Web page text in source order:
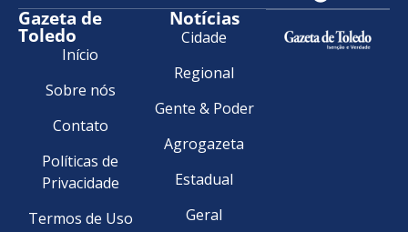
Gazeta de
Toledo
Início
Sobre nós
Contato
Políticas de
Privacidade
Termos de Uso
Notícias
Cidade
Regional
Gente & Poder
Agrogazeta
Estadual
Geral